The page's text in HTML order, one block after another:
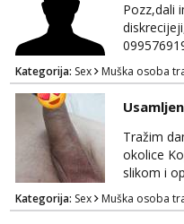
Pozz,dali
Kategorija: Sex Muška osoba
Tražim
okolice
slikom i
Muski i
Kategorija: Sex Muška osoba